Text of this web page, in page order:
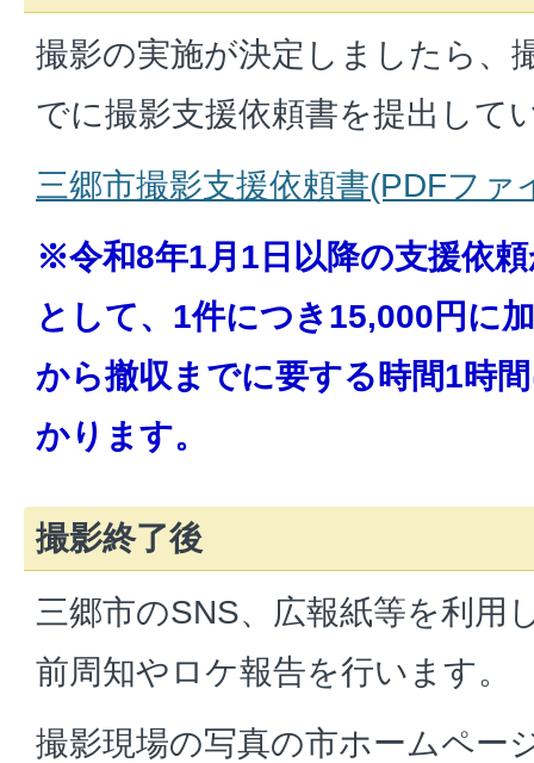
撮影の実施が決定しましたら、
でに撮影支援依頼書を提出して
三郷市撮影支援依頼書(PDFファ
※令和8年1月1日以降の支援依
として、1件につき15,000円に
から撤収までに要する時間1時
かります。
撮影終了後
三郷市のSNS、広報紙等を利用
前周知やロケ報告を行います。
撮影現場の写真の市ホームペー